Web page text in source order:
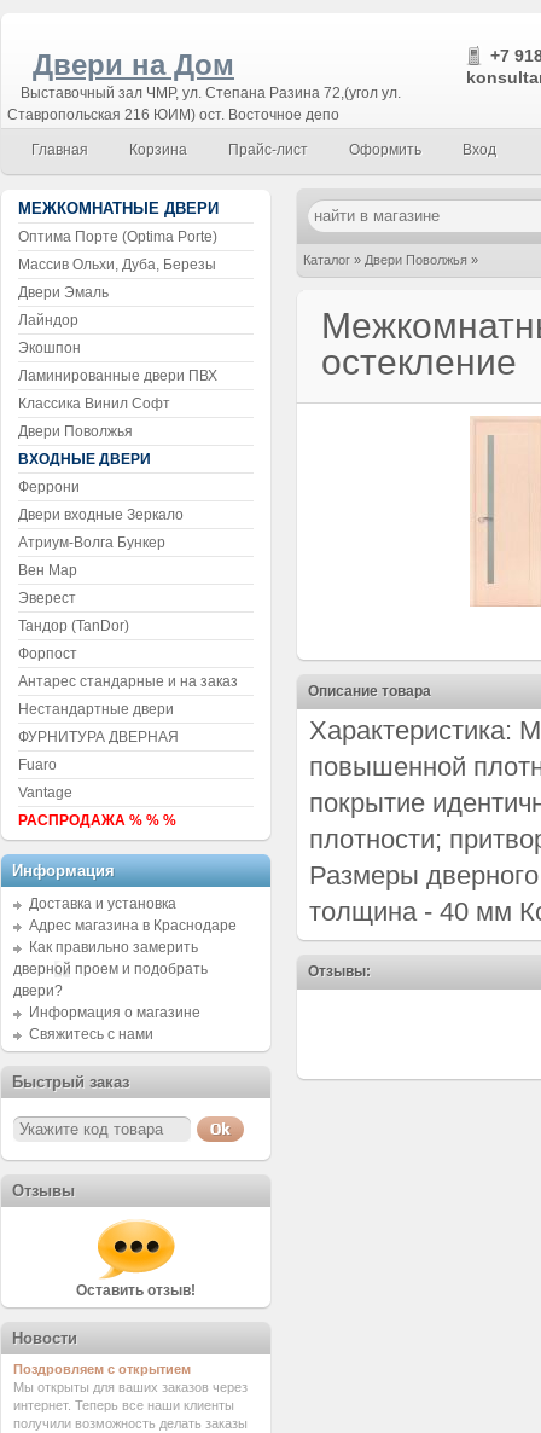
Двери на Дом
Выставочный зал ЧМР, ул. Степана Разина 72,(угол ул.
Ставропольская 216 ЮИМ) ост. Восточное депо
+7
Главная Корзина Прайс-лист Оформить Вход
Каталог » Двери Поволжья »
остекление
Описание товара
Характеристика:
повышенной
покрытие
плотности;
Размеры
толщина - 40 мм
Отзывы:
МЕЖКОМНАТНЫЕ ДВЕРИ
Оптима Порте (Optima Porte)
Массив Ольхи, Дуба, Березы
Двери Эмаль
Лайндор
Экошпон
Ламинированные двери ПВХ
Классика Винил Софт
Двери Поволжья
ВХОДНЫЕ ДВЕРИ
Феррони
Двери входные Зеркало
Атриум-Волга Бункер
Вен Мар
Эверест
Тандор (TanDor)
Форпост
Антарес стандарные и на заказ
Нестандартные двери
ФУРНИТУРА ДВЕРНАЯ
Fuaro
Vantage
РАСПРОДАЖА % % %
Информация
Доставка и установка
Адрес магазина в Краснодаре
Как правильно замерить
дверной проем и подобрать
двери?
Информация о магазине
Свяжитесь с нами
Быстрый заказ
Отзывы
Оставить отзыв!
Новости
Поздровляем с открытием
Мы открыты для ваших заказов через
интернет. Теперь все наши клиенты
получили возможность делать заказы